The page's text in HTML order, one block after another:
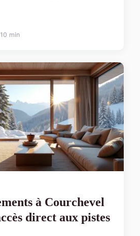
min
à Courchevel
direct aux pistes